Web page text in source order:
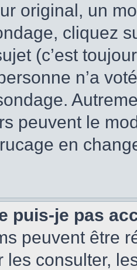
original, un
cliquez
(c’est
n’a
peuvent le
en
puis-je pas
peuvent être
les consulter,